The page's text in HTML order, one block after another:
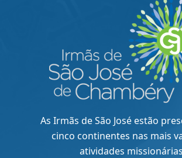
As Irmãs de São José estão
cinco continentes nas mais
atividades missionárias